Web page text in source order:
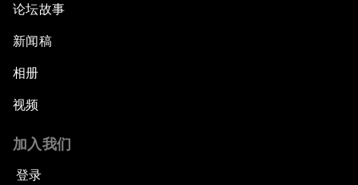
论坛故事
新闻稿
相册
视频
加入我们
登录